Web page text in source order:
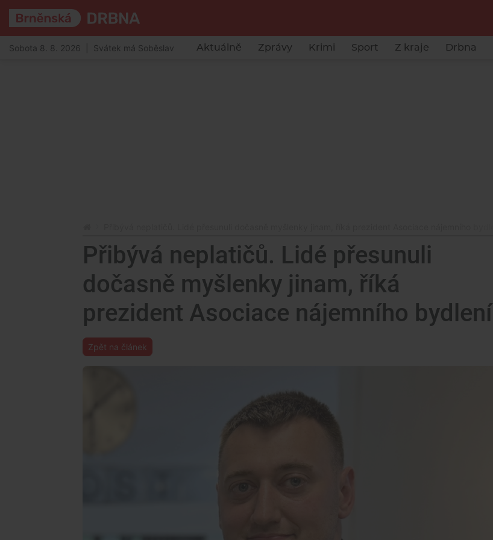
Sobota 8. 8. 2026 | Svátek má Soběslav Aktuálně Zprávy Krimi Sport Z kraje Drbna
Přibývá neplatičů. Lidé přesunuli
dočasně myšlenky jinam, říká
prezident Asociace nájemního bydlení
Zpět na článek